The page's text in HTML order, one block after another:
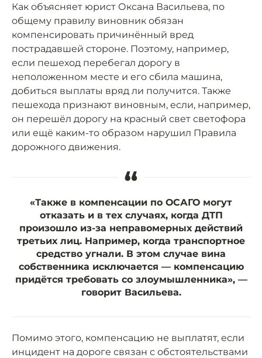
Как объясняет юрист Оксана Васильева, по
общему правилу виновник обязан
компенсировать причинённый вред
пострадавшей стороне. Поэтому, например,
если пешеход перебегал дорогу в
неположенном месте и его сбила машина,
добиться выплаты вряд ли получится. Также
пешехода признают виновным, если, например,
он перешёл дорогу на красный свет светофора
или ещё каким-то образом нарушил Правила
дорожного движения.
“
«Также в компенсации по ОСАГО могут
отказать и в тех случаях, когда ДТП
произошло из-за неправомерных действий
третьих лиц. Например, когда транспортное
средство угнали. В этом случае вина
собственника исключается — компенсацию
придётся требовать со злоумышленника», —
говорит Васильева.
Помимо этого, компенсацию не выплатят, если
инцидент на дороге связан с обстоятельствами